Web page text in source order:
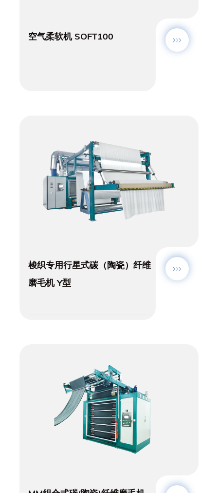
空气柔软机 SOFT100
梭织专用行星式碳（陶瓷）纤维
磨毛机 Y型